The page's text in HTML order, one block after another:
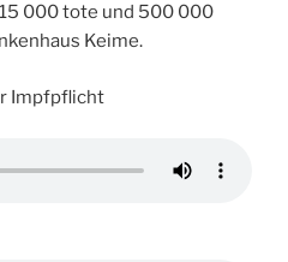
000 tote und 500 000
Keime.
Impfpflicht